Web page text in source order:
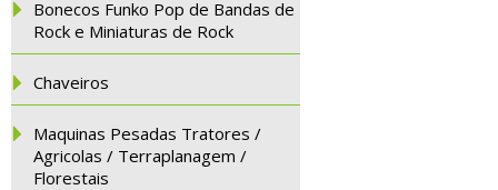
Bonecos Funko Pop de Bandas de
Rock e Miniaturas de Rock
Chaveiros
Maquinas Pesadas Tratores /
Agricolas / Terraplanagem /
Florestais